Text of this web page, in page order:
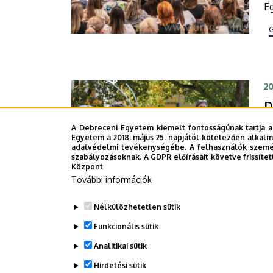
Oldalszámozás
A Debreceni Egyetem kiemelt fontosságúnak
Egyetem a 2018. május 25. napjától kötelezően
adatvédelmi tevékenységébe. A felhasználók
szabályozásoknak. A GDPR előírásait követve
Központ
További információk
Nélkülözhetetlen sütik
Funkcionális sütik
Analitikai sütik
Hirdetési sütik